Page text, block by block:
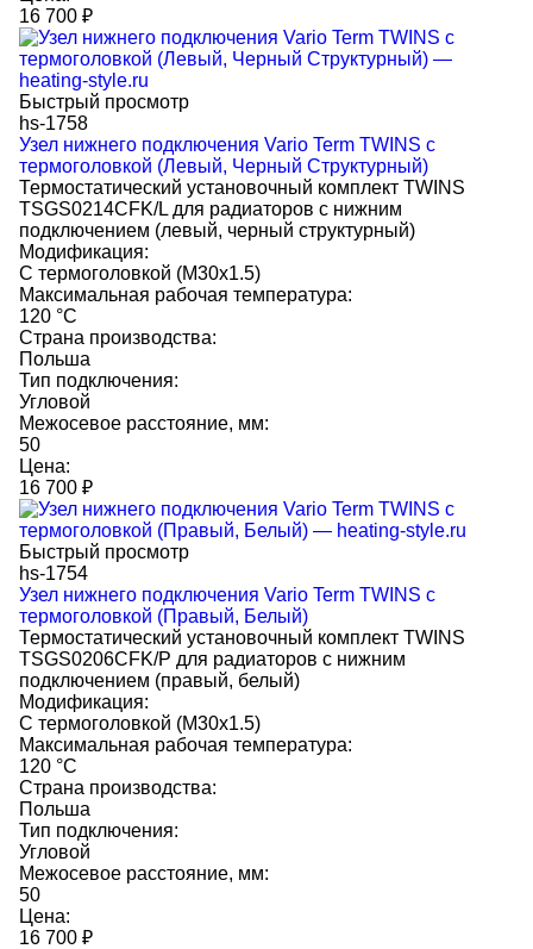
16 700 ₽
Быстрый просмотр
hs-1758
Узел нижнего подключения Vario Term TWINS с
термоголовкой (Левый, Черный Структурный)
Термостатический установочный комплект TWINS
TSGS0214CFK/L для радиаторов с нижним
подключением (левый, черный структурный)
Модификация:
С термоголовкой (M30x1.5)
Максимальная рабочая температура:
120 °C
Страна производства:
Польша
Тип подключения:
Угловой
Межосевое расстояние, мм:
50
Цена:
16 700 ₽
Быстрый просмотр
hs-1754
Узел нижнего подключения Vario Term TWINS с
термоголовкой (Правый, Белый)
Термостатический установочный комплект TWINS
TSGS0206CFK/P для радиаторов с нижним
подключением (правый, белый)
Модификация:
С термоголовкой (M30x1.5)
Максимальная рабочая температура:
120 °C
Страна производства:
Польша
Тип подключения:
Угловой
Межосевое расстояние, мм:
50
Цена:
16 700 ₽